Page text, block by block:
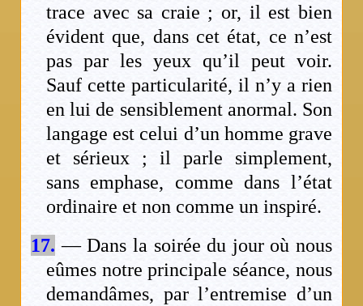
trace avec sa craie ; or, il est bien
évident que, dans cet état, ce n’est
pas par les yeux qu’il peut voir.
Sauf cette particularité, il n’y a rien
en lui de sensiblement anormal. Son
langage est celui d’un homme grave
et sérieux ; il parle simplement,
sans emphase, comme dans l’état
ordinaire et non comme un inspiré.
17. — Dans la soirée du jour où nous
eûmes notre principale séance, nous
demandâmes, par l’entremise d’un